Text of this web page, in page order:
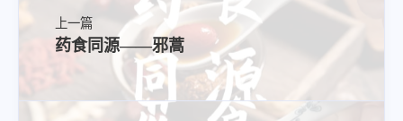
上一篇
药食同源——邪蒿